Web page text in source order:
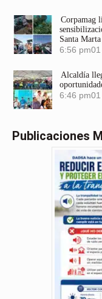
Corpamag
Santa Marta
6:56 pm01
Alcaldía
6:46 pm01
Publicaciones